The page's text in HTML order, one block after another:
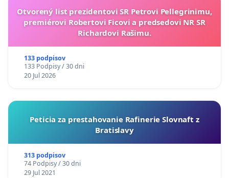
Otvorený list prezidentovi SR Petrovi Pellegrinimu,
premiérovi Robertovi Ficovi a predsedovi NR SR
Richardovi Rašimu.
133 podpisov
133 Podpisy / 30 dni
20 Jul 2026
Peticia za prestahovanie Rafinerie Slovnaft z
Bratislavy
313 podpisov
74 Podpisy / 30 dni
29 Jul 2021